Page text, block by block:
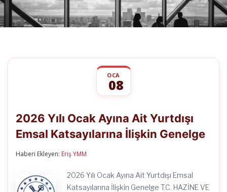
OCA
08
Ocak
Ayına
Ait
Genelge
için
2026 Yılı Ocak Ayına Ait Yurtdışı
Emsal Katsayılarına İlişkin Genelge
Haberi Ekleyen: Eriş YMM
2026 Yılı Ocak Ayına Ait Yurtdışı Emsal
Katsayılarına İlişkin Genelge T.C. HAZİNE VE